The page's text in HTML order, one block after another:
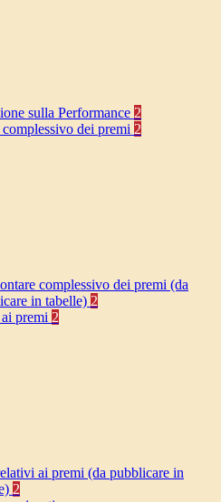
sulla Performance 2
dei premi 2
complessivo dei premi (da
in tabelle) 2
premi 2
ai premi (da pubblicare in
2